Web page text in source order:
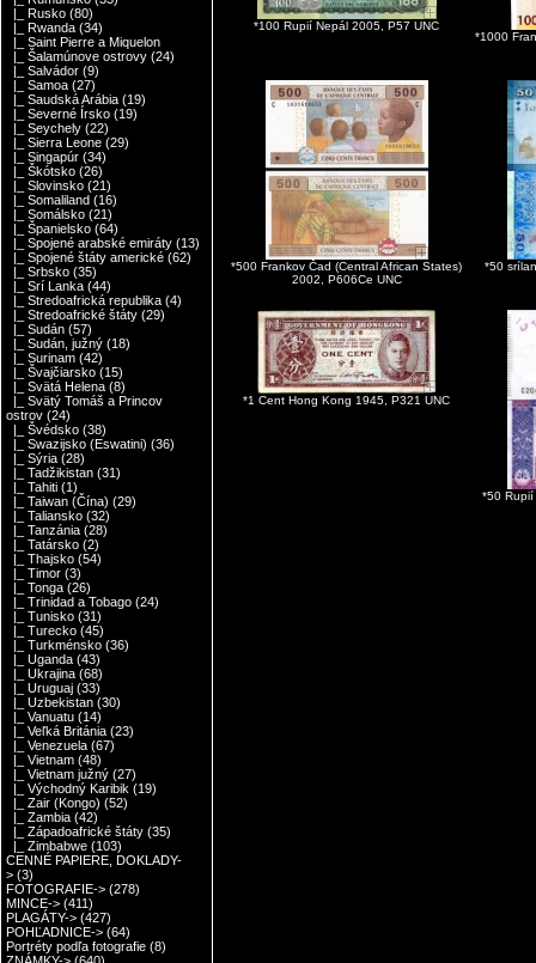
|_ Rusko (80)
|_ Rwanda (34)
|_ Saint Pierre a Miquelon
|_ Šalamúnove ostrovy (24)
|_ Salvádor (9)
|_ Samoa (27)
|_ Saudská Arábia (19)
|_ Severné Írsko (19)
|_ Seychely (22)
|_ Sierra Leone (29)
|_ Singapúr (34)
|_ Škótsko (26)
|_ Slovinsko (21)
|_ Somaliland (16)
|_ Somálsko (21)
|_ Španielsko (64)
|_ Spojené arabské emiráty (13)
|_ Spojené štáty americké (62)
|_ Srbsko (35)
|_ Srí Lanka (44)
|_ Stredoafrická republika (4)
|_ Stredoafrické štáty (29)
|_ Sudán (57)
|_ Sudán, južný (18)
|_ Surinam (42)
|_ Švajčiarsko (15)
|_ Svätá Helena (8)
|_ Svätý Tomáš a Princov
ostrov (24)
|_ Švédsko (38)
|_ Swazijsko (Eswatini) (36)
|_ Sýria (28)
|_ Tadžikistan (31)
|_ Tahiti (1)
|_ Taiwan (Čína) (29)
|_ Taliansko (32)
|_ Tanzánia (28)
|_ Tatársko (2)
|_ Thajsko (54)
|_ Timor (3)
|_ Tonga (26)
|_ Trinidad a Tobago (24)
|_ Tunisko (31)
|_ Turecko (45)
|_ Turkménsko (36)
|_ Uganda (43)
|_ Ukrajina (68)
|_ Uruguaj (33)
|_ Uzbekistan (30)
|_ Vanuatu (14)
|_ Veľká Británia (23)
|_ Venezuela (67)
|_ Vietnam (48)
|_ Vietnam južný (27)
|_ Východný Karibik (19)
|_ Zair (Kongo) (52)
|_ Zambia (42)
|_ Západoafrické štáty (35)
|_ Zimbabwe (103)
CENNÉ PAPIERE, DOKLADY-
> (3)
FOTOGRAFIE-> (278)
MINCE-> (411)
PLAGÁTY-> (427)
POHĽADNICE-> (64)
Portréty podľa fotografie (8)
*100 Rupií Nepál 2005, P57 UNC
*1000
*500 Frankov Čad (Central African States)
2002, P606Ce UNC
*50
*1 Cent Hong Kong 1945, P321 UNC
*50